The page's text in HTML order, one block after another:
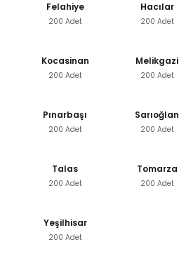
Felahiye
200 Adet
Hacılar
200 Adet
Kocasinan
200 Adet
Melikgazi
200 Adet
Pınarbaşı
200 Adet
Sarıoğlan
200 Adet
Talas
200 Adet
Tomarza
200 Adet
Yeşilhisar
200 Adet